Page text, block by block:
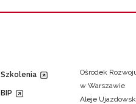
Szkolenia
BIP
Ośrodek
w Warszawie
Aleje